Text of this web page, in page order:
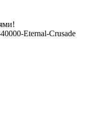
Eternal-Crusade